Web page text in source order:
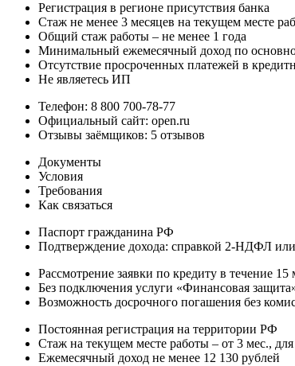
Регистрация в регионе присутствия банка
Стаж не менее 3 месяцев на текущем месте
Общий стаж работы – не менее 1 года
Минимальный ежемесячный доход по
Отсутствие просроченных платежей в
Не являетесь ИП
Телефон: 8 800 700-78-77
Официальный сайт: open.ru
Отзывы заёмщиков: 5 отзывов
Документы
Условия
Требования
Как связаться
Паспорт гражданина РФ
Подтверждение дохода: справкой 2-НДФЛ
Рассмотрение заявки по кредиту в течение 15
Без подключения услуги «Финансовая
Возможность досрочного погашения без
Постоянная регистрация на территории РФ
Стаж на текущем месте работы – от 3 мес.,
Ежемесячный доход не менее 12 130 рублей